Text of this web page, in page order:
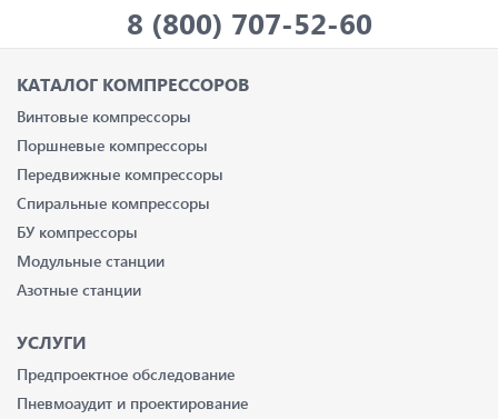
8 (800) 707-52-60
КАТАЛОГ КОМПРЕССОРОВ
Винтовые компрессоры
Поршневые компрессоры
Передвижные компрессоры
Спиральные компрессоры
БУ компрессоры
Модульные станции
Азотные станции
УСЛУГИ
Предпроектное обследование
Пневмоаудит и проектирование